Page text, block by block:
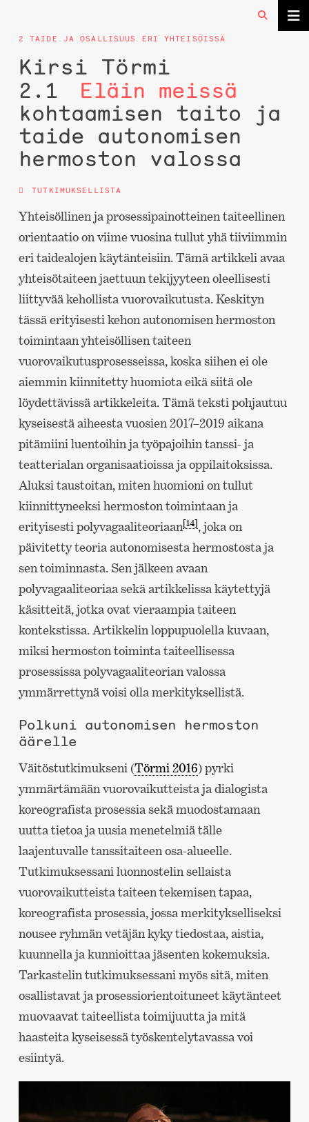
2 TAIDE JA OSALLISUUS ERI YHTEISÖISSÄ
Kirsi Törmi
2.1
Eläin meissä
kohtaamisen taito ja
taide autonomisen
hermoston valossa
TUTKIMUKSELLISTA
Yhteisöllinen ja prosessipainotteinen taiteellinen
orientaatio on viime vuosina tullut yhä tiiviimmin
eri taidealojen käytänteisiin. Tämä artikkeli avaa
yhteisötaiteen jaettuun tekijyyteen oleellisesti
liittyvää kehollista vuorovaikutusta. Keskityn
tässä erityisesti kehon autonomisen hermoston
toimintaan yhteisöllisen taiteen
vuorovaikutusprosesseissa, koska siihen ei ole
aiemmin kiinnitetty huomiota eikä siitä ole
löydettävissä artikkeleita. Tämä teksti pohjautuu
kyseisestä aiheesta vuosien 2017–2019 aikana
pitämiini luentoihin ja työpajoihin tanssi- ja
teatterialan organisaatioissa ja oppilaitoksissa.
Aluksi taustoitan, miten huomioni on tullut
kiinnittyneeksi hermoston toimintaan ja
erityisesti polyvagaaliteoriaan[14], joka on
päivitetty teoria autonomisesta hermostosta ja
sen toiminnasta. Sen jälkeen avaan
polyvagaaliteoriaa sekä artikkelissa käytettyjä
käsitteitä, jotka ovat vieraampia taiteen
kontekstissa. Artikkelin loppupuolella kuvaan,
miksi hermoston toiminta taiteellisessa
prosessissa polyvagaaliteorian valossa
ymmärrettynä voisi olla merkityksellistä.
Polkuni autonomisen hermoston
äärelle
Väitöstutkimukseni (Törmi 2016) pyrki
ymmärtämään vuorovaikutteista ja dialogista
koreografista prosessia sekä muodostamaan
uutta tietoa ja uusia menetelmiä tälle
laajentuvalle tanssitaiteen osa-alueelle.
Tutkimuksessani luonnostelin sellaista
vuorovaikutteista taiteen tekemisen tapaa,
koreografista prosessia, jossa merkitykselliseksi
nousee ryhmän vetäjän kyky tiedostaa, aistia,
kuunnella ja kunnioittaa jäsenten kokemuksia.
Tarkastelin tutkimuksessani myös sitä, miten
osallistavat ja prosessiorientoituneet käytänteet
muovaavat taiteellista toimijuutta ja mitä
haasteita kyseisessä työskentelytavassa voi
esiintyä.